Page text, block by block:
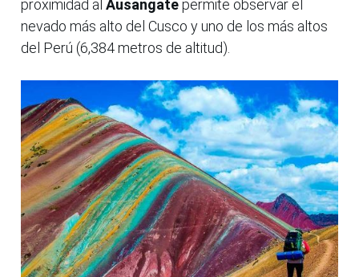
proximidad al Ausangatepermite observar el
nevado más alto del Cusco y uno de los más altos
del Perú (6,384 metros de altitud).